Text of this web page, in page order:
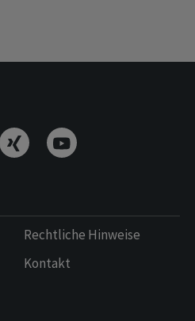
Rechtliche Hinweise
Kontakt